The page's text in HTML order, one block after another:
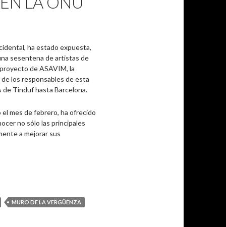
ha estado expuesta,
sesentena de artistas de
de ASAVIM, la
los responsables de esta
de Tinduf hasta Barcelona.
mes de febrero, ha ofrecido
no sólo las principales
a mejorar sus
la ONU”
MURO DE LA VERGÜENZA